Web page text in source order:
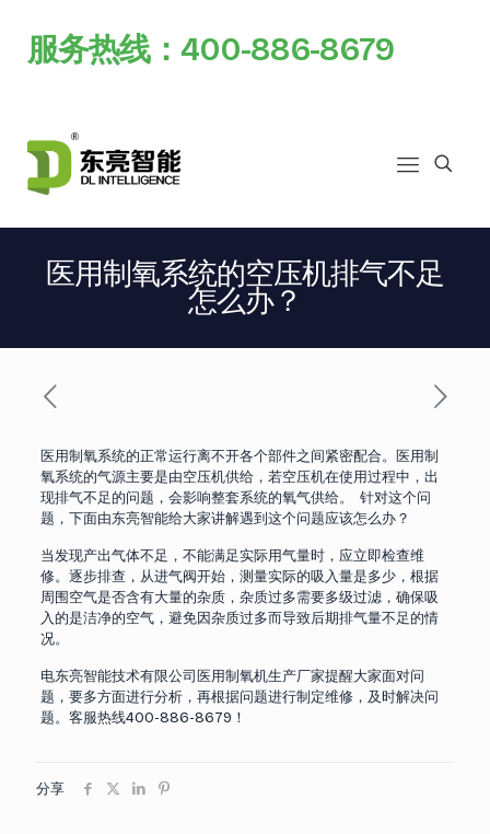
服务热线：400-886-8679
医用制氧系统的空压机排气不足
怎么办？
医用制氧系统的正常运行离不开各个部件之间紧密配合。医用制
氧系统的气源主要是由空压机供给，若空压机在使用过程中，出
现排气不足的问题，会影响整套系统的氧气供给。 针对这个问
题，下面由东亮智能给大家讲解遇到这个问题应该怎么办？
当发现产出气体不足，不能满足实际用气量时，应立即检查维
修。逐步排查，从进气阀开始，测量实际的吸入量是多少，根据
周围空气是否含有大量的杂质，杂质过多需要多级过滤，确保吸
入的是洁净的空气，避免因杂质过多而导致后期排气量不足的情
况。
电东亮智能技术有限公司医用制氧机生产厂家提醒大家面对问
题，要多方面进行分析，再根据问题进行制定维修，及时解决问
题。客服热线400-886-8679！
分享